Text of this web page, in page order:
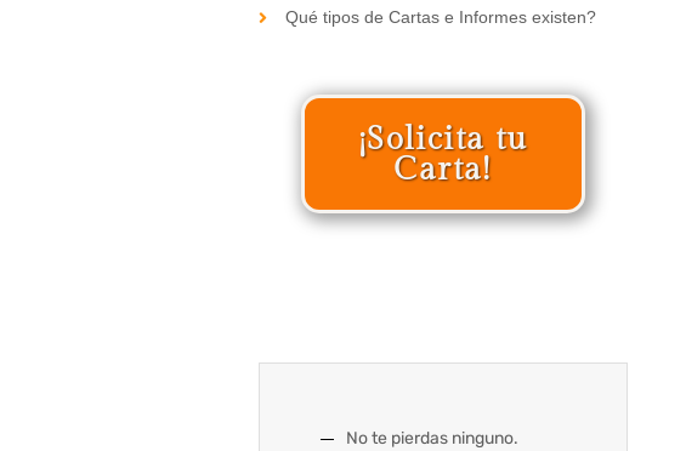
Qué tipos de Cartas e Informes existen?
¡Solicita tu
Carta!
No te pierdas ninguno.